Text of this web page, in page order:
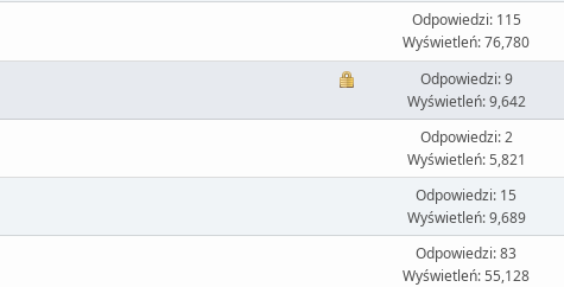
Odpowiedzi: 115
Wyświetleń: 76,780
Odpowiedzi: 9
Wyświetleń: 9,642
Odpowiedzi: 2
Wyświetleń: 5,821
Odpowiedzi: 15
Wyświetleń: 9,689
Odpowiedzi: 83
Wyświetleń: 55,128